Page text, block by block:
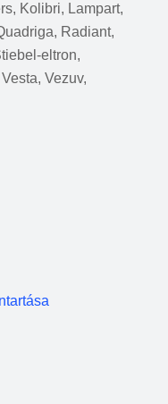
Kolibri, Lampart,
Radiant,
eltron,
Vezuv,